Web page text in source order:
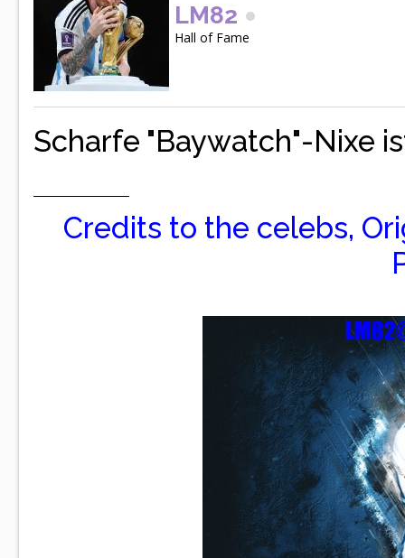
LM82
Hall of Fame
Scharfe "Baywatch"-Nixe
Credits to the celebs,